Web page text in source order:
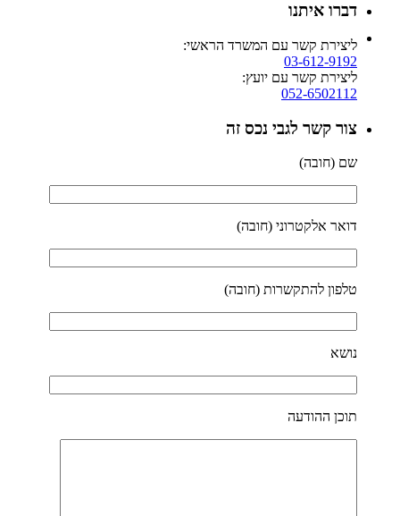
דברו איתנו
ליצירת קשר עם המשרד הראשי:
03-612-9192
ליצירת קשר עם יועץ:
052-6502112
צור קשר לגבי נכס זה
שם (חובה)
דואר אלקטרוני (חובה)
טלפון להתקשרות (חובה)
נושא
תוכן ההודעה